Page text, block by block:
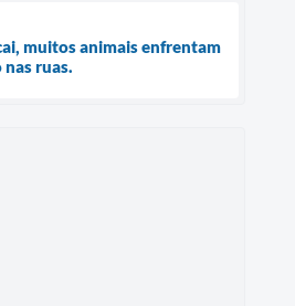
muitos animais enfrentam
ruas.